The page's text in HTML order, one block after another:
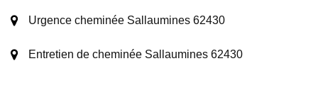
Urgence cheminée Sallaumines 62430
Entretien de cheminée Sallaumines 62430